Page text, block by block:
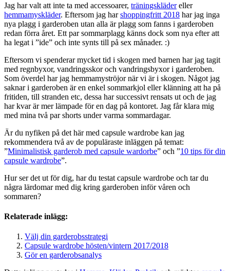
Jag har valt att inte ta med accessoarer, träningsklädereller
hemmamyskläder. Eftersom jag harshoppingfritt 2018 har jag inga
nya plagg i garderoben utan alla är plagg som fanns i garderoben
redan förra året. Ett par sommarplagg känns dock som nya efter att
ha legat i ”ide” och inte synts till på sex månader. :)
Eftersom vi spenderar mycket tid i skogen med barnen har jag tagit
med regnbyxor, vandringsskor och vandringsbyxor i garderoben.
Som överdel har jag hemmamyströjor när vi är i skogen. Något jag
saknar i garderoben är en enkel sommarkjol eller klänning att ha på
fritiden, till stranden etc, dessa har successivt rensats ut och de jag
har kvar är mer lämpade för en dag på kontoret. Jag får klara mig
med mina två par shorts under varma sommardagar.
Är du nyfiken på det här med capsule wardrobe kan jag
rekommendera två av de populäraste inläggen på temat:
”Minimalistisk garderob med capsule wardorbe” och ”10 tips för din
capsule wardrobe”.
Hur ser det ut för dig, har du testat capsule wardrobe och tar du
några lärdomar med dig kring garderoben inför våren och
sommaren?
Relaterade inlägg:
Välj din garderobsstrategi
Capsule wardrobe hösten/vintern 2017/2018
Gör en garderobsanalys